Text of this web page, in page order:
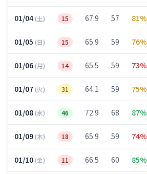
01/04(土) 15 67.9 57 81%
01/05 (日) 15 65.9 59 76%
01/06(月) 14 65.5 59 73%
01/07(火) 31 64.1 59 75%
01/08(水) 46 72.9 68 87%
01/09(木) 18 65.9 59 74%
01/10(金) 11 66.5 60 85%